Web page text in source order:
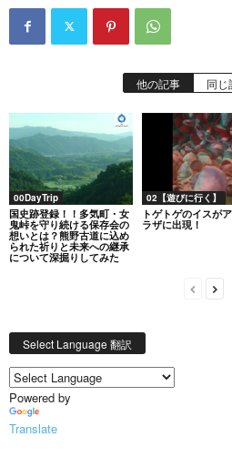
他の記事 同じ
00DayTrip
国史跡登録！！多気町・女
鬼峠を守り続ける保存会の
想いとは？熊野古道に込め
られた祈りと未来への継承
について深掘りしてみた
02【遊びに行く】
トゲトゲのイスが
ラザに出現！
Select Language 翻訳
Powered by
Translate